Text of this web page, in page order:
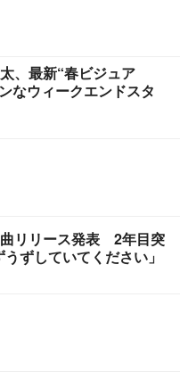
、最新“春ビジュア
なウィークエンドスタ
リリース発表 2年目突
ずしていてください」